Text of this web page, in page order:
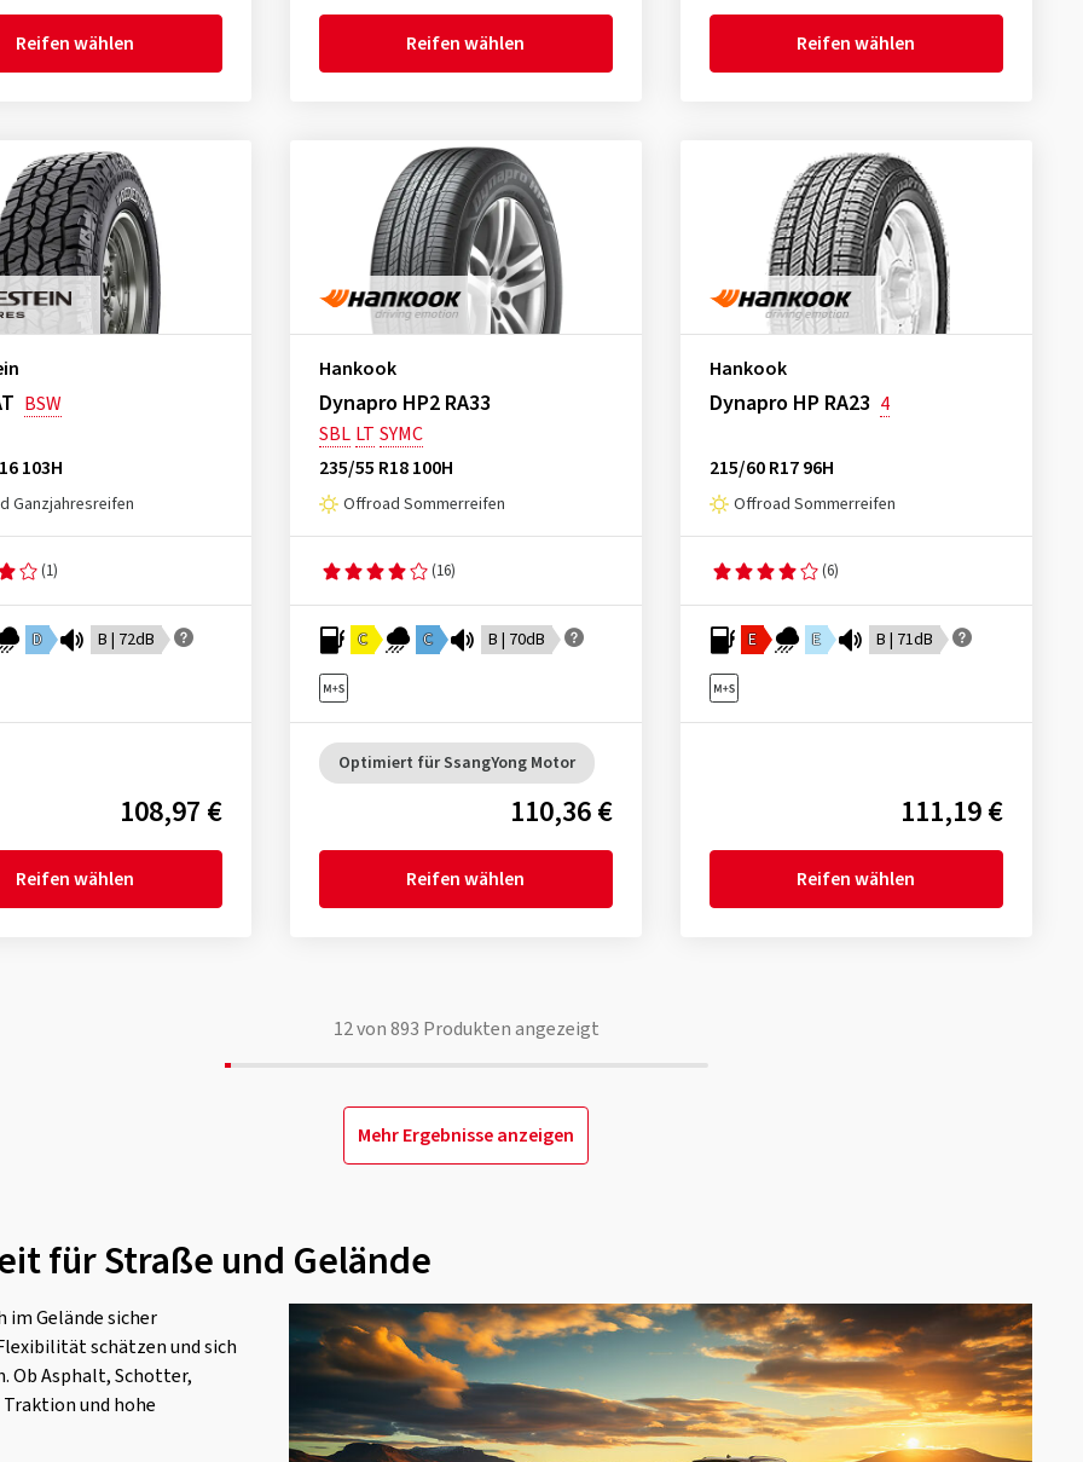
Reifen wählen Reifen wählen Reifen wählen
BSW
103H
Ganzjahresreifen
(1)
D B | 72dB
108,97 €
Reifen wählen
Hankook
Dynapro HP2 RA33
SBL LT SYMC
235/55 R18 100H
Offroad Sommerreifen
(16)
C C B | 70dB
Optimiert für SsangYong Motor
110,36 €
Reifen wählen
Hankook
Dynapro HP RA23 4
215/60 R17 96H
Offroad Sommerreifen
(6)
E E B | 71dB
111,19 €
Reifen wählen
12von893 Produkten angezeigt
Mehr Ergebnisse anzeigen
für Straße und Gelände
im Gelände sicher
schätzen und sich
Ob Asphalt, Schotter,
und hohe